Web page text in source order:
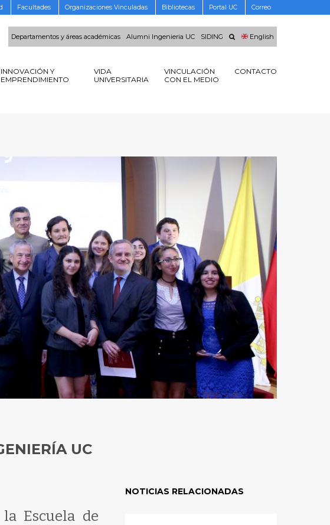
Facultades Organizaciones Vinculadas Bibliotecas Portal UC Correo
Departamentos y áreas académicas Alumni Ingenieria UC SIDING English
INNOVACIÓN Y
EMPRENDIMIENTO
VIDA
UNIVERSITARIA
VINCULACIÓN
CON EL MEDIO
CONTACTO
UC
Escuela de
NOTICIAS RELACIONADAS